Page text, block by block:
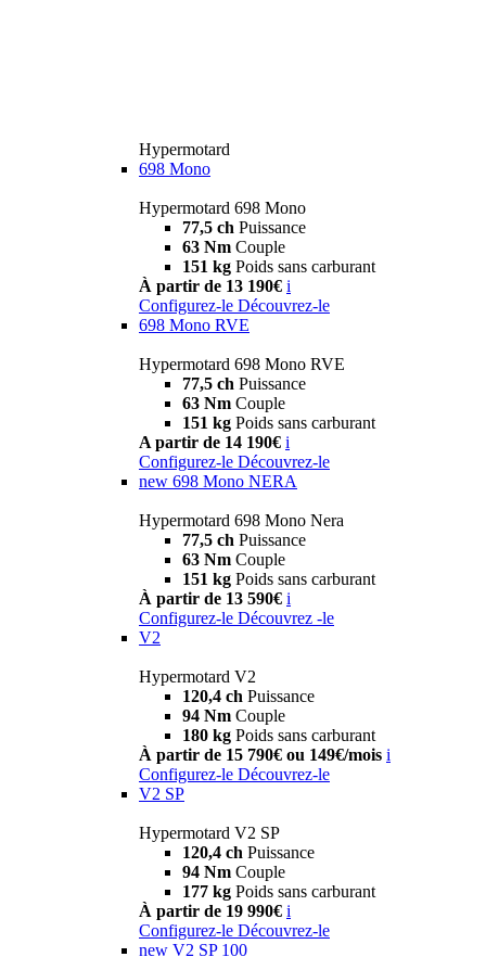
Hypermotard
698 Mono
Hypermotard 698 Mono
77,5 ch Puissance
63 Nm Couple
151 kg Poids sans carburant
À partir de 13 190€ i
Configurez-le Découvrez-le
698 Mono RVE
Hypermotard 698 Mono RVE
77,5 ch Puissance
63 Nm Couple
151 kg Poids sans carburant
A partir de 14 190€ i
Configurez-le Découvrez-le
new 698 Mono NERA
Hypermotard 698 Mono Nera
77,5 ch Puissance
63 Nm Couple
151 kg Poids sans carburant
À partir de 13 590€ i
Configurez-le Découvrez -le
V2
Hypermotard V2
120,4 ch Puissance
94 Nm Couple
180 kg Poids sans carburant
À partir de 15 790€ ou 149€/mois i
Configurez-le Découvrez-le
V2 SP
Hypermotard V2 SP
120,4 ch Puissance
94 Nm Couple
177 kg Poids sans carburant
À partir de 19 990€ i
Configurez-le Découvrez-le
new V2 SP 100